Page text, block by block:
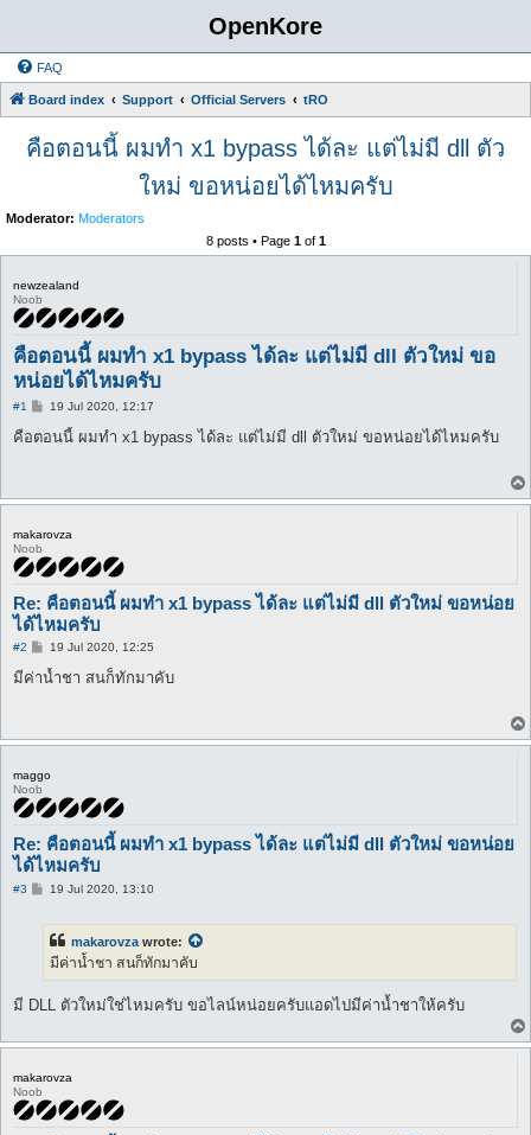
OpenKore
FAQ
Board index Support Official Servers tRO
คือตอนนี้ ผมทำ x1 bypass ได้ละ แต่ไม่มี dll ตัว
ใหม่ ขอหน่อยได้ไหมครับ
Moderator: Moderators
8 posts • Page 1of 1
newzealand
Noob
คือตอนนี้ ผมทำ x1 bypass ได้ละ แต่ไม่มี dll ตัวใหม่ ขอ
หน่อยได้ไหมครับ
#1
P
s
19 Jul 2020, 12:17
คือตอนนี้ ผมทำ x1 bypass ได้ละ แต่ไม่มี dll ตัวใหม่ ขอหน่อยได้ไหมครับ
makarovza
Noob
Re: คือตอนนี้ ผมทำ x1 bypass ได้ละ แต่ไม่มี dll ตัวใหม่ ขอหน่อย
ได้ไหมครับ
#2
P
s
19 Jul 2020, 12:25
มีค่าน้ำชา สนก็ทักมาคับ
maggo
Noob
Re: คือตอนนี้ ผมทำ x1 bypass ได้ละ แต่ไม่มี dll ตัวใหม่ ขอหน่อย
ได้ไหมครับ
#3
P19 Jul 2020, 13:10
makarovza wrote:
มีค่าน้ำชา สนก็ทักมาคับ
มี DLL ตัวใหม่ใช่ไหมครับ ขอไลน์หน่อยครับแอดไปมีค่าน้ำชาให้ครับ
makarovza
Noob